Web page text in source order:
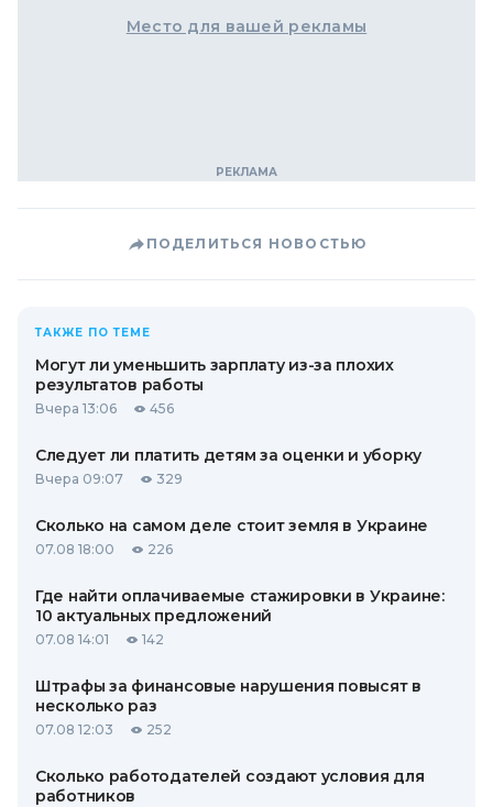
Место для вашей рекламы
ПОДЕЛИТЬСЯ НОВОСТЬЮ
ТАКЖЕ ПО ТЕМЕ
Могут ли уменьшить зарплату из-за плохих
результатов работы
Вчера 13:06 456
Следует ли платить детям за оценки и уборку
Вчера 09:07 329
Сколько на самом деле стоит земля в Украине
07.08 18:00 226
Где найти оплачиваемые стажировки в Украине:
10 актуальных предложений
07.08 14:01 142
Штрафы за финансовые нарушения повысят в
несколько раз
07.08 12:03 252
Сколько работодателей создают условия для
работников